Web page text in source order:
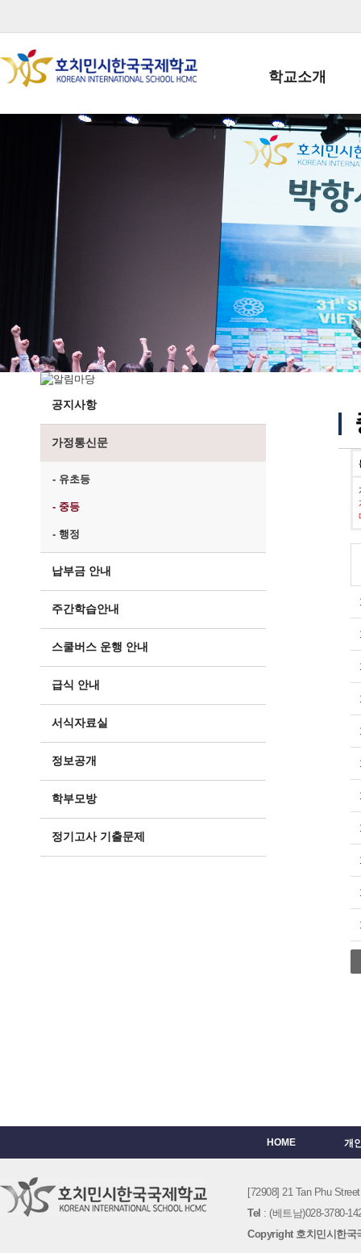
학교소개
학교장인사말
학생회장인사말
학교상징
학교 CI
교직원현황
학생현황
위치/전화
전경사진
공지사항
가정통신문
- 유초등
- 중등
- 행정
납부금 안내
주간학습안내
스쿨버스 운행 안내
급식 안내
서식자료실
정보공개
학부모방
정기고사 기출문제
HOME 개
[72908] 21 Tan Phu
Tel : (베트남)028-3780-
Copyright 호치민시한국